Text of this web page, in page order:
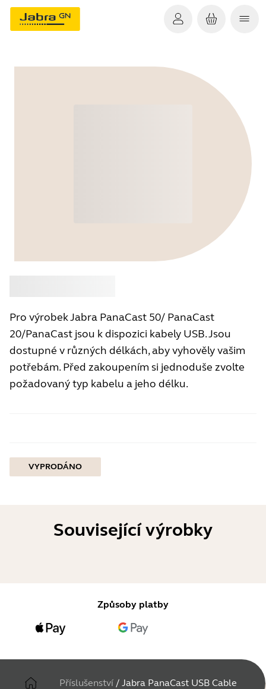
Pro výrobek Jabra PanaCast 50/ PanaCast
20/PanaCast jsou k dispozici kabely USB. Jsou
dostupné v různých délkách, aby vyhověly vašim
potřebám. Před zakoupením si jednoduše zvolte
požadovaný typ kabelu a jeho délku.
VYPRODÁNO
Související výrobky
Způsoby platby
Příslušenství / Jabra PanaCast USB Cable